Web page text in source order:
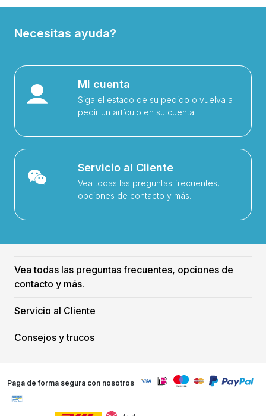
Necesitas ayuda?
Mi cuenta
Siga el estado de su pedido o vuelva a
pedir un artículo en su cuenta.
Servicio al Cliente
Vea todas las preguntas frecuentes,
opciones de contacto y más.
Vea todas las preguntas frecuentes, opciones de
contacto y más.
Servicio al Cliente
Consejos y trucos
Paga de forma segura con nosotros